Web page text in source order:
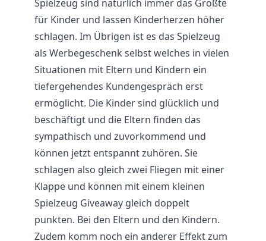
Spielzeug sind natürlich immer das Größte
für Kinder und lassen Kinderherzen höher
schlagen. Im Übrigen ist es das Spielzeug
als Werbegeschenk selbst welches in vielen
Situationen mit Eltern und Kindern ein
tiefergehendes Kundengespräch erst
ermöglicht. Die Kinder sind glücklich und
beschäftigt und die Eltern finden das
sympathisch und zuvorkommend und
können jetzt entspannt zuhören. Sie
schlagen also gleich zwei Fliegen mit einer
Klappe und können mit einem kleinen
Spielzeug Giveaway gleich doppelt
punkten. Bei den Eltern und den Kindern.
Zudem komm noch ein anderer Effekt zum